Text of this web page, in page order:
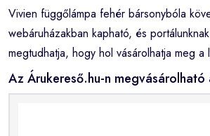
Vivien függőlámpa fehér bársonybóla
webáruházakban kapható, és
megtudhatja, hogy hol vásárolhatja meg a
Az Árukereső.hu-n megvásárolható